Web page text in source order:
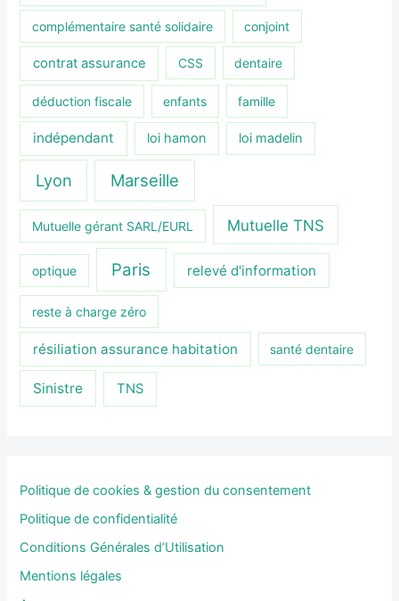
complémentaire santé solidaire conjoint
contrat assurance CSS dentaire
déduction fiscale enfants famille
indépendant loi hamon loi madelin
Lyon Marseille
Mutuelle gérant SARL/EURL Mutuelle TNS
optique Paris relevé d'information
reste à charge zéro
résiliation assurance habitation santé dentaire
Sinistre TNS
Politique de cookies & gestion du consentement
Politique de confidentialité
Conditions Générales d’Utilisation
Mentions légales